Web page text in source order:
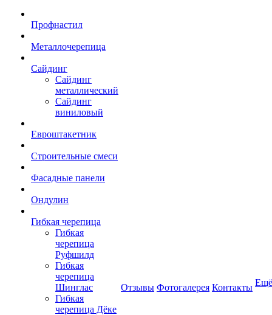
Профнастил
Металлочерепица
Сайдинг
Сайдинг
металлический
Сайдинг
виниловый
Евроштакетник
Строительные смеси
Фасадные панели
Ондулин
Гибкая черепица
Гибкая
черепица
Руфшилд
Гибкая
черепица
Шинглас
Гибкая
черепица Дёке
Отзывы Фотогалерея Контакты Ещё